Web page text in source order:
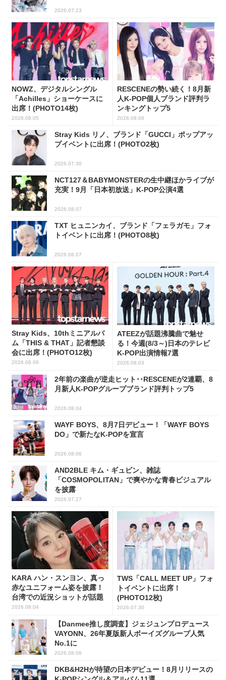
2026.07.23
NOWZ、デジタルシングル
「Achilles」ショーケースに
出席！(PHOTO14枚)
2026.08.05
RESCENEの勢い続く！8月新
人K-POP個人ブランド評判ラ
ンキングトップ5
2026.08.06
Stray Kids リノ、ブランド「GUCCI」ポップアッ
プイベントに出席！(PHOTO2枚)
2026.07.30
NCT127＆BABYMONSTERの生中継ほかライブが
充実！9月「日本初放送」K-POP公演4選
2026.08.07
TXT ヒュニンカイ、ブランド「フェラガモ」フォ
トイベントに出席！(PHOTO8枚)
2026.08.07
Stray Kids、10thミニアルバ
ム「THIS & THAT」記者懇談
会に出席！(PHOTO12枚)
2026.08.06
ATEEZが話題沸騰曲で魅せ
る！今週(8/3～)日本のテレビ
K-POP出演情報7選
2026.08.03
2年前の楽曲が逆走ヒット･･RESCENEが2連覇、8
月新人K-POPグループブランド評判トップ5
2026.08.04
WAYF BOYS、8月7日デビュー！「WAYF BOYS
DO」で新たなK-POPを宣言
2026.08.06
AND2BLE キム・ギュビン、雑誌
「COSMOPOLITAN」で爽やかな青春ビジュアル
を披露
2026.07.27
KARA ハン・スンヨン、真っ
赤なユニフォーム姿を披露！
台湾での近況ショットが話題
2026.08.04
TWS「CALL MEET UP」フォ
トイベントに出席！
(PHOTO12枚)
2026.07.30
【Danmee推し度調査】ジェジュンプロデュース
VAYONN、26年夏版新人ボーイズグループ人気
No.1に
2026.08.06
DKB&H2Hが待望の日本デビュー！8月リリースの